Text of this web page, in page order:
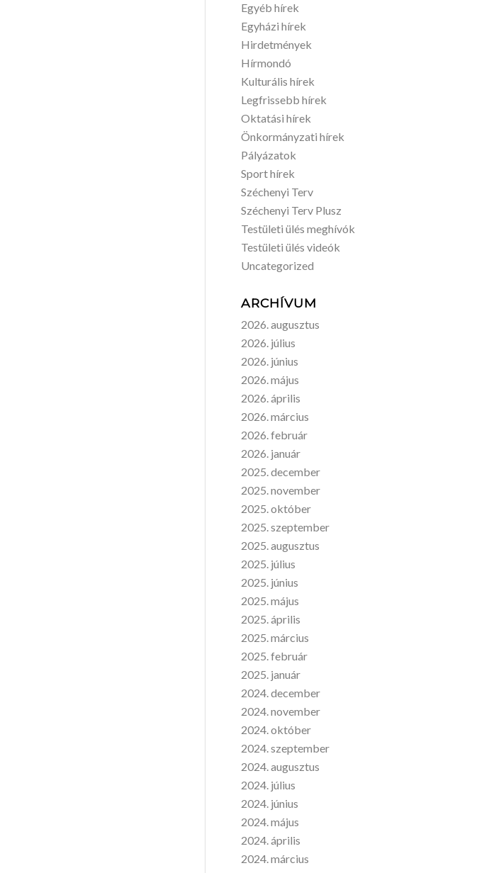
Egyéb hírek
Egyházi hírek
Hirdetmények
Hírmondó
Kulturális hírek
Legfrissebb hírek
Oktatási hírek
Önkormányzati hírek
Pályázatok
Sport hírek
Széchenyi Terv
Széchenyi Terv Plusz
Testületi ülés meghívók
Testületi ülés videók
Uncategorized
ARCHÍVUM
2026. augusztus
2026. július
2026. június
2026. május
2026. április
2026. március
2026. február
2026. január
2025. december
2025. november
2025. október
2025. szeptember
2025. augusztus
2025. július
2025. június
2025. május
2025. április
2025. március
2025. február
2025. január
2024. december
2024. november
2024. október
2024. szeptember
2024. augusztus
2024. július
2024. június
2024. május
2024. április
2024. március